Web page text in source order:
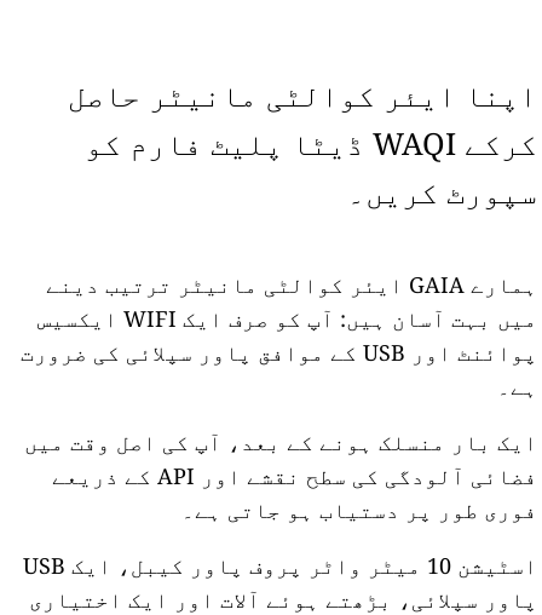
اپنا ایئر کوالٹی مانیٹر حاصل
کرکے WAQI ڈیٹا پلیٹ فارم کو
سپورٹ کریں۔
ہمارے GAIA ایئر کوالٹی مانیٹر ترتیب دینے
میں بہت آسان ہیں: آپ کو صرف ایک WIFI ایکسیس
پوائنٹ اور USB کے موافق پاور سپلائی کی ضرورت
ہے۔
ایک بار منسلک ہونے کے بعد، آپ کی اصل وقت میں
فضائی آلودگی کی سطح نقشے اور API کے ذریعے
فوری طور پر دستیاب ہو جاتی ہے۔
اسٹیشن 10 میٹر واٹر پروف پاور کیبل، ایک USB
پاور سپلائی، بڑھتے ہوئے آلات اور ایک اختیاری